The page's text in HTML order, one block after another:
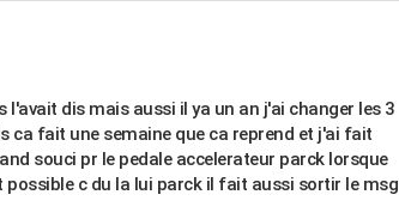
l'avait dis mais aussi il ya un an j'ai changer les 3
ca fait une semaine que ca reprend et j'ai fait
souci pr le pedale accelerateur parck lorsque
possible c du la lui parck il fait aussi sortir le msg